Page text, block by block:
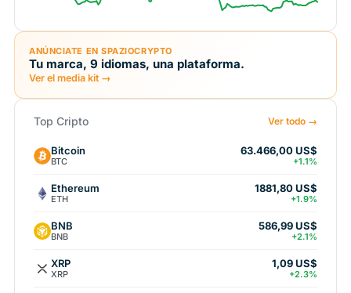
ANÚNCIATE EN SPAZIOCRYPTO
Tu marca, 9 idiomas, una plataforma.
Ver el media kit →
Top Cripto Ver todo →
Bitcoin
BTC
63.466,00 US$
+1.1%
Ethereum
ETH
1881,80 US$
+1.9%
BNB
BNB
586,99 US$
+2.1%
XRP
XRP
1,09 US$
+2.3%